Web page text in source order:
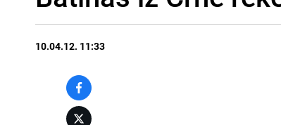
10.04.12. 11:33